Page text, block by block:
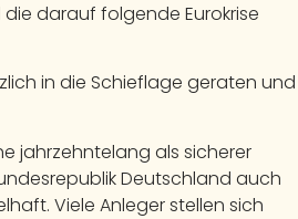
die darauf folgende Eurokrise
in die Schieflage geraten und
jahrzehntelang als sicherer
Deutschland auch
Viele Anleger stellen sich